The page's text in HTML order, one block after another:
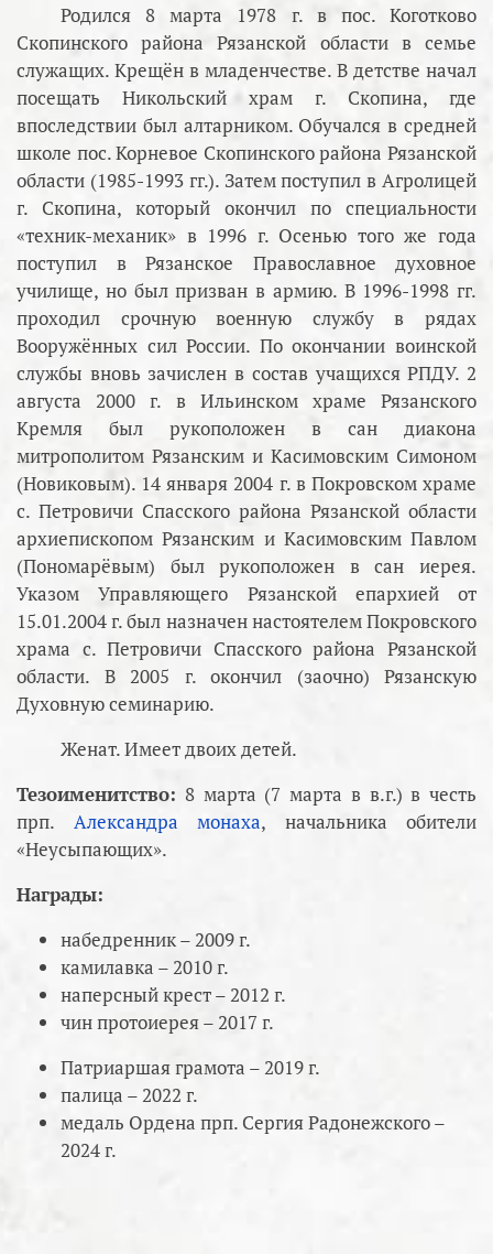
Родился 8 марта 1978 г. в пос. Коготково
Скопинского района Рязанской области в семье
служащих. Крещён в младенчестве. В детстве начал
посещать Никольский храм г. Скопина, где
впоследствии был алтарником. Обучался в средней
школе пос. Корневое Скопинского района Рязанской
области (1985-1993 гг.). Затем поступил в Агролицей
г. Скопина, который окончил по специальности
«техник-механик» в 1996 г. Осенью того же года
поступил в Рязанское Православное духовное
училище, но был призван в армию. В 1996-1998 гг.
проходил срочную военную службу в рядах
Вооружённых сил России. По окончании воинской
службы вновь зачислен в состав учащихся РПДУ. 2
августа 2000 г. в Ильинском храме Рязанского
Кремля был рукоположен в сан диакона
митрополитом Рязанским и Касимовским Симоном
(Новиковым). 14 января 2004 г. в Покровском храме
с. Петровичи Спасского района Рязанской области
архиепископом Рязанским и Касимовским Павлом
(Пономарёвым) был рукоположен в сан иерея.
Указом Управляющего Рязанской епархией от
15.01.2004 г. был назначен настоятелем Покровского
храма с. Петровичи Спасского района Рязанской
области. В 2005 г. окончил (заочно) Рязанскую
Духовную семинарию.
Женат. Имеет двоих детей.
Тезоименитство: 8 марта (7 марта в в.г.) в честь
прп. Александра монаха, начальника обители
«Неусыпающих».
Награды:
набедренник – 2009 г.
камилавка – 2010 г.
наперсный крест – 2012 г.
чин протоиерея – 2017 г.
Патриаршая грамота – 2019 г.
палица – 2022 г.
медаль Ордена прп. Сергия Радонежского –
2024 г.